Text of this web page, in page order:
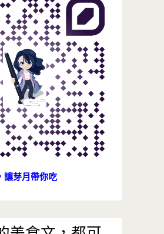
讓芽月帶你吃